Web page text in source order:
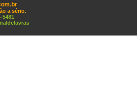
a sério.
5481